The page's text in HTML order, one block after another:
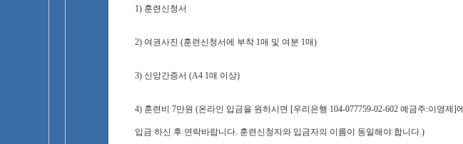
1) 훈련신청서
2) 여권사진 (훈련신청서에 부착 1매 및 여분 1매)
3) 신앙간증서 (A4 1매 이상)
4) 훈련비 7만원 (온라인 입금을 원하시면 [우리은행 104-077759-02-602 예금주:이영제]에
입금 하신 후 연락바랍니다. 훈련신청자와 입금자의 이름이 동일해야 합니다.)